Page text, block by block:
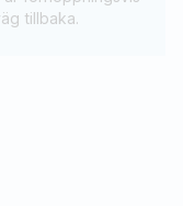
tillbaka.